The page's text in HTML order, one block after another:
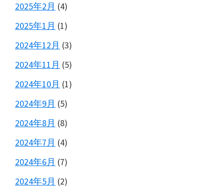
2025年2月 (4)
2025年1月 (1)
2024年12月 (3)
2024年11月 (5)
2024年10月 (1)
2024年9月 (5)
2024年8月 (8)
2024年7月 (4)
2024年6月 (7)
2024年5月 (2)